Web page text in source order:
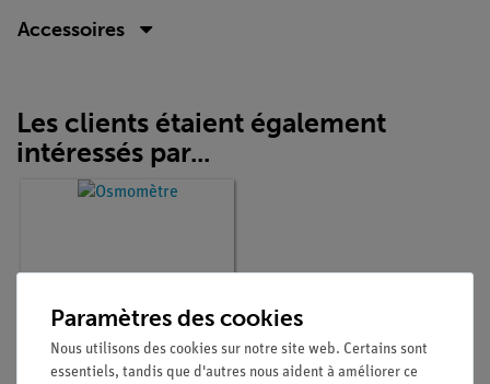
Accessoires
Les clients étaient également
intéressés par...
Paramètres des cookies
Nous utilisons des cookies sur notre site web. Certains sont
essentiels, tandis que d'autres nous aident à améliorer ce